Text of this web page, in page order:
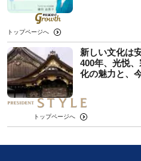
トップページへ
新しい文化は
400年、光悦
化の魅力と、
トップページへ